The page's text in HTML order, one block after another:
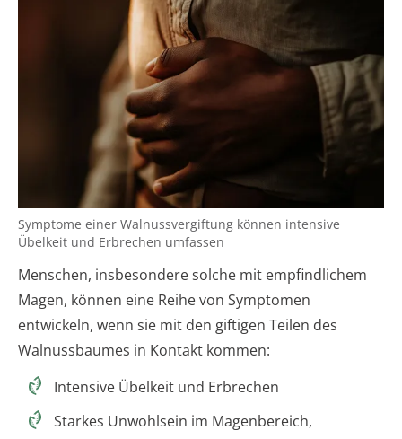
Symptome einer Walnussvergiftung können intensive
Übelkeit und Erbrechen umfassen
Menschen, insbesondere solche mit empfindlichem
Magen, können eine Reihe von Symptomen
entwickeln, wenn sie mit den giftigen Teilen des
Walnussbaumes in Kontakt kommen:
Intensive Übelkeit und Erbrechen
Starkes Unwohlsein im Magenbereich,